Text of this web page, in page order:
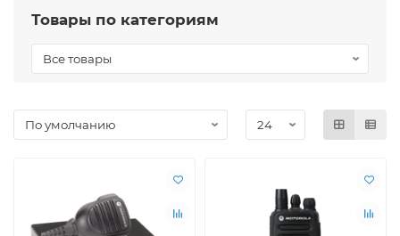
тестированию прототипов в реальных экстремальных
полевых условиях, компания разрабатывает надёжное
оборудование для служб экстренного реагирования.
Motorola Solutions объединяет людей с помощью
Motorola – это надежная связь в любых экстремальных
условиях.
https://www.motorolasolutions.com/
Товары по категориям